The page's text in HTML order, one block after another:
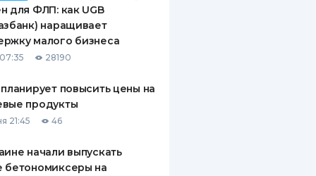
для ФЛП: как UGB
наращивает
малого бизнеса
28190
повысить цены на
продукты
21:45 46
начали выпускать
бетономиксеры на